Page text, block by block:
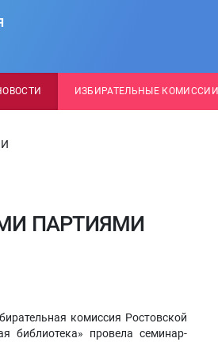
ИЗБИРАТЕЛЬНЫЕ КОМИССИИ
ПАРТИЯМИ
комиссия Ростовской
библиотека» провела семинар-